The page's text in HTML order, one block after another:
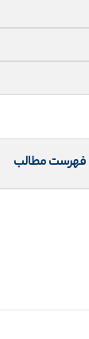
فهرست مطالب